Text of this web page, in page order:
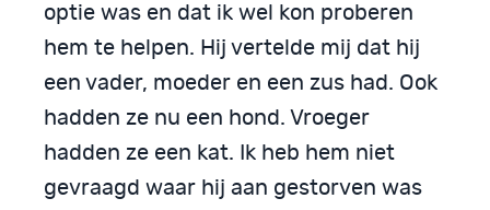
optie was en dat ik wel kon proberen
hem te helpen. Hij vertelde mij dat hij
een vader, moeder en een zus had. Ook
hadden ze nu een hond. Vroeger
hadden ze een kat. Ik heb hem niet
gevraagd waar hij aan gestorven was